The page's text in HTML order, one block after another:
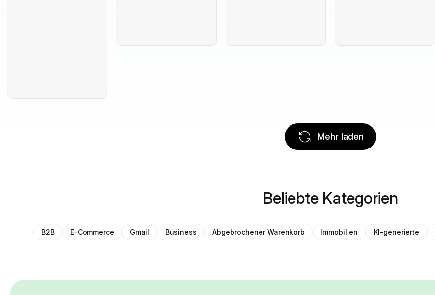
Mehr laden
Beliebte Kategorien
B2B E-Commerce Gmail Business Abgebrochener Warenkorb Immobilien KI-generierte